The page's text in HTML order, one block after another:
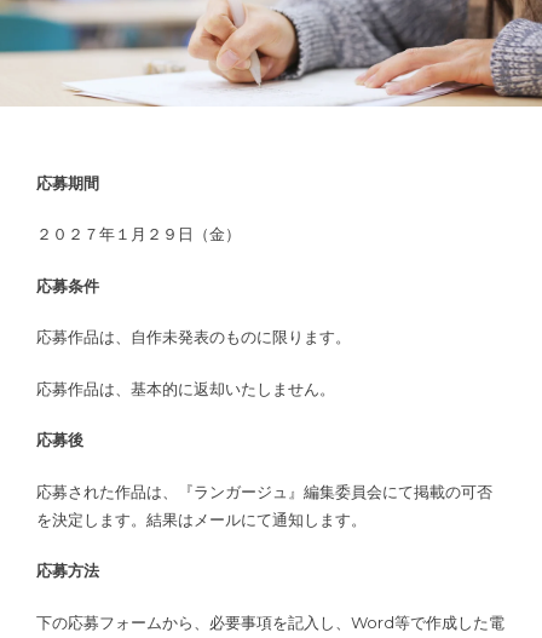
応募期間
２０２７年１月２９日（金）
応募条件
応募作品は、自作未発表のものに限ります。
応募作品は、基本的に返却いたしません。
応募後
応募された作品は、『ランガージュ』編集委員会にて掲載の可否
を決定します。結果はメールにて通知します。
応募方法
​下の応募フォームから、必要事項を記入し、Word等で作成した電